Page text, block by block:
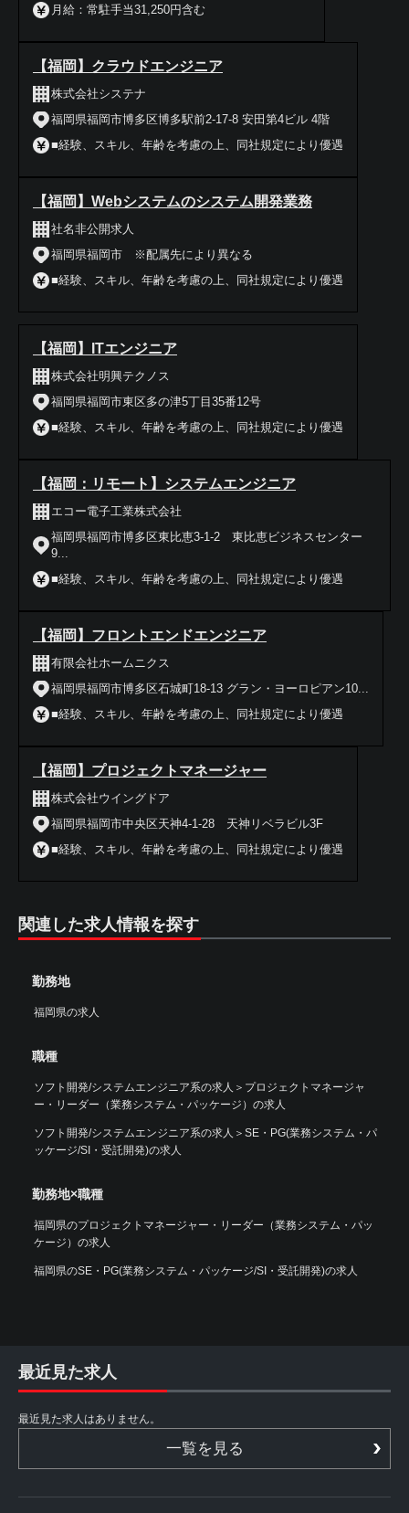
月給：常駐手当31,250円含む
【福岡】クラウドエンジニア
株式会社システナ
福岡県福岡市博多区博多駅前2-17-8 安田第4ビル 4階
■経験、スキル、年齢を考慮の上、同社規定により優遇
【福岡】Webシステムのシステム開発業務
社名非公開求人
福岡県福岡市 ※配属先により異なる
■経験、スキル、年齢を考慮の上、同社規定により優遇
【福岡】ITエンジニア
株式会社明興テクノス
福岡県福岡市東区多の津5丁目35番12号
■経験、スキル、年齢を考慮の上、同社規定により優遇
【福岡：リモート】システムエンジニア
エコー電子工業株式会社
福岡県福岡市博多区東比恵3-1-2 東比恵ビジネスセンター
9...
■経験、スキル、年齢を考慮の上、同社規定により優遇
【福岡】フロントエンドエンジニア
有限会社ホームニクス
福岡県福岡市博多区石城町18-13 グラン・ヨーロピアン10...
■経験、スキル、年齢を考慮の上、同社規定により優遇
【福岡】プロジェクトマネージャー
株式会社ウイングドア
福岡県福岡市中央区天神4-1-28 天神リベラビル3F
■経験、スキル、年齢を考慮の上、同社規定により優遇
関連した求人情報を探す
勤務地
福岡県の求人
職種
ソフト開発/システムエンジニア系の求人 ＞ プロジェクトマネージャ
ー・リーダー（業務システム・パッケージ）の求人
ソフト開発/システムエンジニア系の求人 ＞ SE・PG(業務システム・パ
ッケージ/SI・受託開発)の求人
勤務地×職種
福岡県のプロジェクトマネージャー・リーダー（業務システム・パッ
ケージ）の求人
福岡県のSE・PG(業務システム・パッケージ/SI・受託開発)の求人
最近見た求人
最近見た求人はありません。
一覧を見る